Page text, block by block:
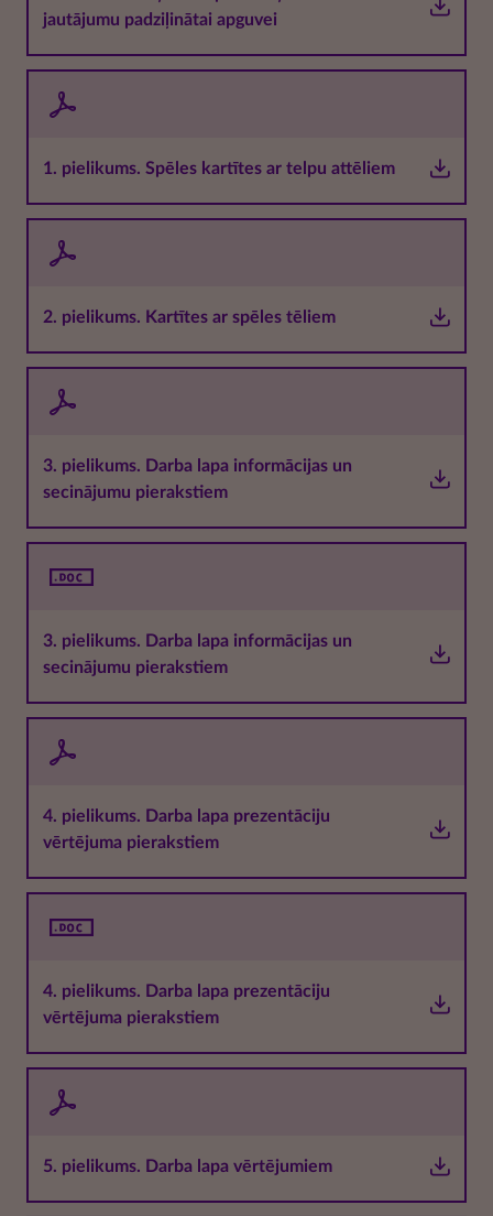
jautājumu padziļinātai apguvei
1. pielikums. Spēles kartītes ar telpu attēliem
2. pielikums. Kartītes ar spēles tēliem
3. pielikums. Darba lapa informācijas un
secinājumu pierakstiem
3. pielikums. Darba lapa informācijas un
secinājumu pierakstiem
4. pielikums. Darba lapa prezentāciju
vērtējuma pierakstiem
4. pielikums. Darba lapa prezentāciju
vērtējuma pierakstiem
5. pielikums. Darba lapa vērtējumiem